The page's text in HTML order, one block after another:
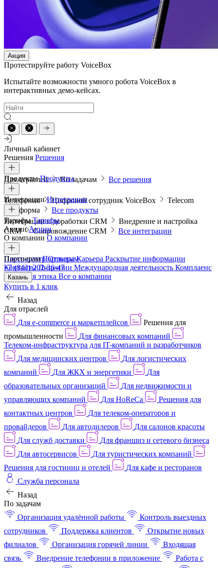
Акция
Протестируйте работу VoiceBox
Испытайте возможности умного робота VoiceBox в
интерактивных демо-кейсах.
Личный кабинет
Решения Решения
Для отраслей По задачам Все решения
ПродуктыПродукты
Телефония Цифровой сотрудник VoiceBox
Telecom
платформа
Все продукты
ИнтеграцииИнтеграции
Интеграции и доработки CRM
Внедрение и настройка
CRM
Сопровождение CRM Все интеграции
ТарифыТарифы
АкцииАкции
О компании О компании
Пресс-центрОтзывыКарьера Раскрытие информации
КонтактыЛицензии Международная деятельность Комплаенс
и деловая этика Все о компании
ПартнерамПартнерам
+7 (843) 202-36-47
Казань
Купить в 1 клик
Назад
Для отраслей
Для e-commerce и маркетплейсов
Решения для
промышленности
Для финансовых компаний
Телеком-инфраструктура для IT-компаний и разработчиков
Для медицинских центров
Для логистических
компаний
Для ЖКХ и энергетики
Для
образовательных организаций
Для недвижимости и
управляющих компаний
Для HoReCa
Решения для
контактных центров
Для телеком-операторов и
провайдеров
Для автодилеров
Для салонов красоты
Для служб доставки
Для франшиз и сетевого бизнеса
Для автосервисов
Для туристических компаний
Решения для гостиниц и отелей
Для кафе и ресторанов
Служба персонала
Назад
По задачам
Организация удалённой работы
Контроль выездных
сотрудников
Поддержка клиентов
Открытие новых
филиалов
Организация горячей линии
Входящая
связь
Внедрение телефонии в приложение
Работа с